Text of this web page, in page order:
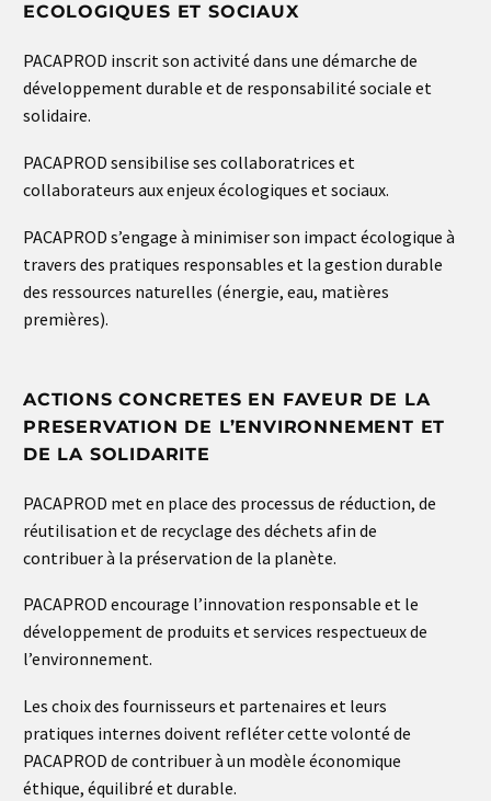
ECOLOGIQUES ET SOCIAUX
PACAPROD inscrit son activité dans une démarche de
développement durable et de responsabilité sociale et
solidaire.
PACAPROD sensibilise ses collaboratrices et
collaborateurs aux enjeux écologiques et sociaux.
PACAPROD s’engage à minimiser son impact écologique à
travers des pratiques responsables et la gestion durable
des ressources naturelles (énergie, eau, matières
premières).
ACTIONS CONCRETES EN FAVEUR DE LA
PRESERVATION DE L’ENVIRONNEMENT ET
DE LA SOLIDARITE
PACAPROD met en place des processus de réduction, de
réutilisation et de recyclage des déchets afin de
contribuer à la préservation de la planète.
PACAPROD encourage l’innovation responsable et le
développement de produits et services respectueux de
l’environnement.
Les choix des fournisseurs et partenaires et leurs
pratiques internes doivent refléter cette volonté de
PACAPROD de contribuer à un modèle économique
éthique, équilibré et durable.